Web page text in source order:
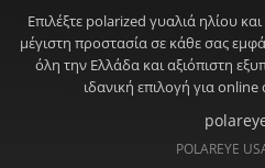
Επιλέξτε polarized γυαλιά ηλίου
μέγιστη προστασία σε κάθε σας
όλη την Ελλάδα και αξιόπιστη
ιδανική επιλογή για
POLAREYE